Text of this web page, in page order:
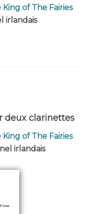
of The Fairies
irlandais
deux clarinettes
of The Fairies
irlandais